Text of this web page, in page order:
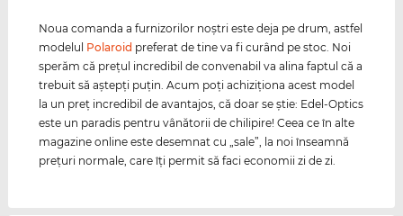
Noua comanda a furnizorilor noştri este deja pe drum, astfel
modelul Polaroid preferat de tine va fi curând pe stoc. Noi
sperăm că preţul incredibil de convenabil va alina faptul că a
trebuit să aştepţi puţin. Acum poţi achiziţiona acest model
la un preţ incredibil de avantajos, că doar se ştie: Edel-Optics
este un paradis pentru vânătorii de chilipire! Ceea ce în alte
magazine online este desemnat cu „sale”, la noi înseamnă
preţuri normale, care îţi permit să faci economii zi de zi.